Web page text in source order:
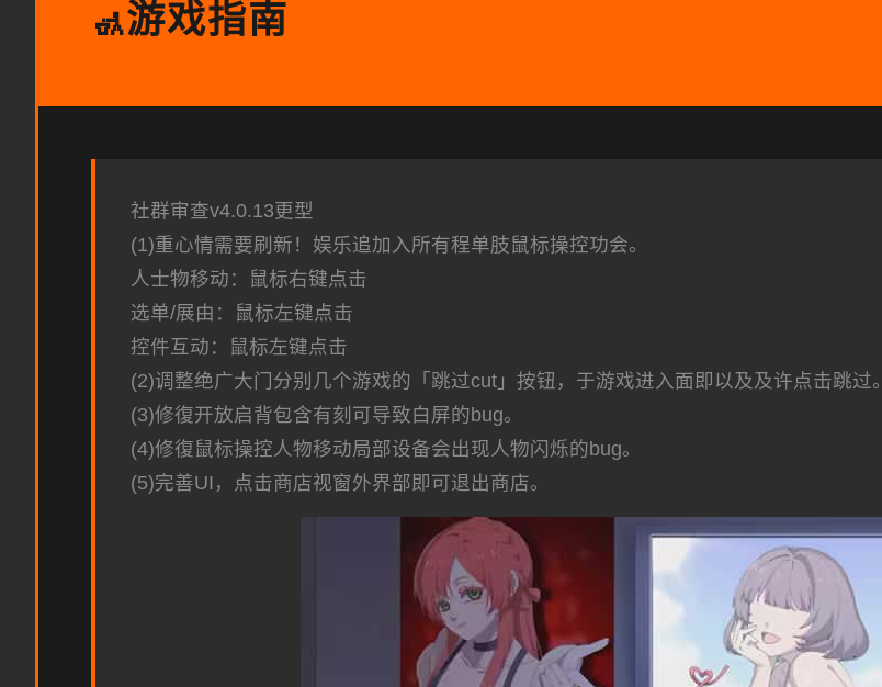
🚮游戏指南
社群审查v4.0.13更型
(1)重心情需要刷新！娱乐追加入所有程单肢鼠标操控功会。
人士物移动：鼠标右键点击
选单/展由：鼠标左键点击
控件互动：鼠标左键点击
(2)调整绝广大门分别几个游戏的「跳过cut」按钮，于游戏进入面即以及及许点击跳过。
(3)修復开放启背包含有刻可导致白屏的bug。
(4)修復鼠标操控人物移动局部设备会出现人物闪烁的bug。
(5)完善UI，点击商店视窗外界部即可退出商店。